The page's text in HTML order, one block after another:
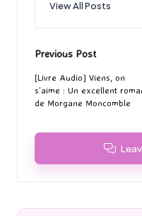
View All Posts
Post
navigation
Previous Post
[Livre Audio] Viens, on
s’aime : Un excellent
de Morgane Moncomble